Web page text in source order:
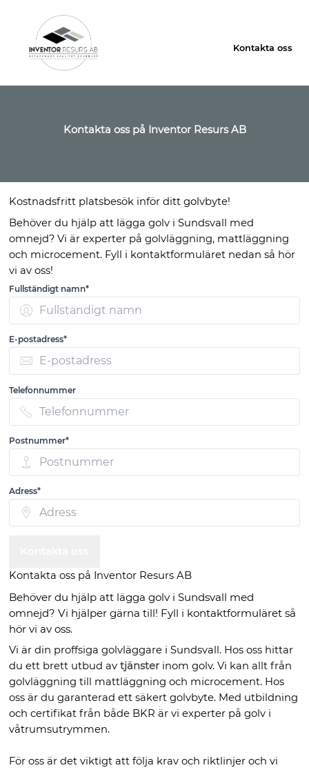
Kontakta oss
Kontakta oss på Inventor Resurs AB
Kontakta oss på Inventor Resurs AB
Behöver du hjälp att lägga golv i Sundsvall med
omnejd? Vi hjälper gärna till! Fyll i kontaktformuläret så
hör vi av oss.
Vi är din proffsiga golvläggare i Sundsvall. Hos oss hittar
du ett brett utbud avtjänster inom golv. Vi kan allt från
golvläggning till mattläggning och microcement. Hos
oss är du garanterad ett säkert golvbyte. Med utbildning
och certifikat från både BKR är vi experter på golv i
våtrumsutrymmen.
För oss är det viktigt att följa krav och riktlinjer och vi
Kostnadsfritt platsbesök inför ditt golvbyte!
Behöver du hjälp att lägga golv i Sundsvall med
omnejd? Vi är experter på golvläggning, mattläggning
och microcement. Fyll i kontaktformuläret nedan så hör
vi av oss!
Fullständigt namn*
E-postadress*
Telefonnummer
Postnummer*
Adress*